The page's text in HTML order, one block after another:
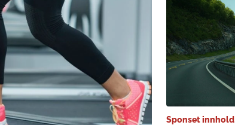
Sponset innhold